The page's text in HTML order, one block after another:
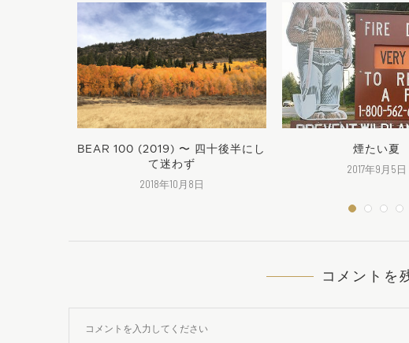
BEAR 100 (2019) 〜 四十後半にし
て迷わず
2018年10月8日
煙たい夏
2017年9月5日
コメントを